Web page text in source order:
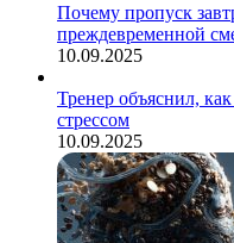
Почему пропуск
преждевременной
10.09.2025
Тренер объяснил,
стрессом
10.09.2025